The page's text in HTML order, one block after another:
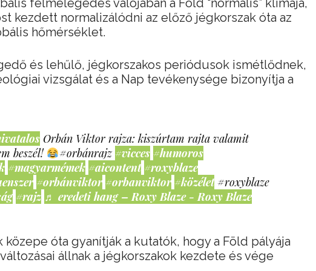
felmelegedés valójában a Föld “normális” klímája,
kezdett normalizálódni az előző jégkorszak óta az
hőmérséklet.
és lehűlő, jégkorszakos periódusok ismétlődnek,
vizsgálat és a Nap tevékenysége bizonyítja a
Orbán Viktor rajza: kiszúrtam rajta valamit
beszél!
#orbánrajz #vicces #humoros
#magyarmémek #aicontent #roxyblaze
#orbánviktor #orbanviktor #közélet #roxyblaze
#rajz ♬ eredeti hang – Roxy Blaze - Roxy Blaze
közepe óta gyanítják a kutatók, hogy a Föld pályája
állnak a jégkorszakok kezdete és vége